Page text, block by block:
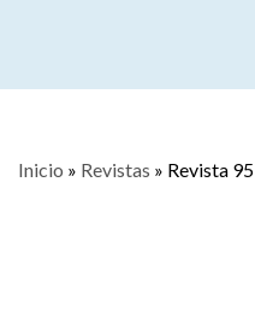
Inicio » Revistas » Revista 95